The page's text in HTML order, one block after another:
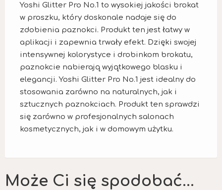
Yoshi Glitter Pro No.1 to wysokiej jakości brokat
w proszku, który doskonale nadaje się do
zdobienia paznokci. Produkt ten jest łatwy w
aplikacji i zapewnia trwały efekt. Dzięki swojej
intensywnej kolorystyce i drobinkom brokatu,
paznokcie nabierają wyjątkowego blasku i
elegancji. Yoshi Glitter Pro No.1 jest idealny do
stosowania zarówno na naturalnych, jak i
sztucznych paznokciach. Produkt ten sprawdzi
się zarówno w profesjonalnych salonach
kosmetycznych, jak i w domowym użytku.
Może Ci się spodobać...